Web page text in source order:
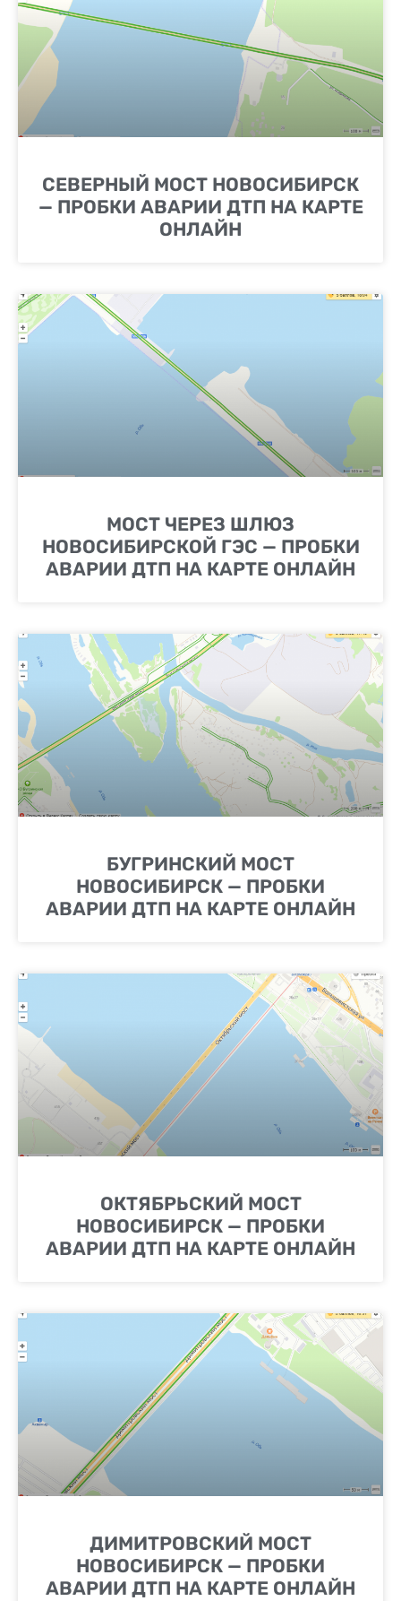
СЕВЕРНЫЙ МОСТ НОВОСИБИРСК
— ПРОБКИ АВАРИИ ДТП НА КАРТЕ
ОНЛАЙН
МОСТ ЧЕРЕЗ ШЛЮЗ
НОВОСИБИРСКОЙ ГЭС — ПРОБКИ
АВАРИИ ДТП НА КАРТЕ ОНЛАЙН
БУГРИНСКИЙ МОСТ
НОВОСИБИРСК — ПРОБКИ
АВАРИИ ДТП НА КАРТЕ ОНЛАЙН
ОКТЯБРЬСКИЙ МОСТ
НОВОСИБИРСК — ПРОБКИ
АВАРИИ ДТП НА КАРТЕ ОНЛАЙН
ДИМИТРОВСКИЙ МОСТ
НОВОСИБИРСК — ПРОБКИ
АВАРИИ ДТП НА КАРТЕ ОНЛАЙН